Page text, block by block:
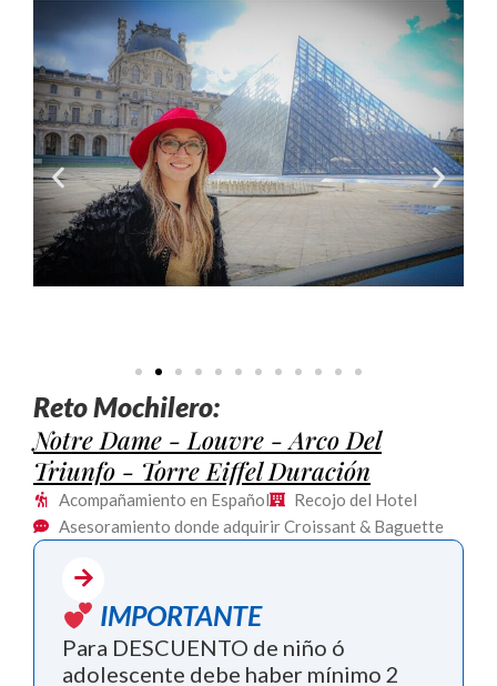
Reto Mochilero:
Notre Dame - Louvre - Arco Del
Triunfo - Torre Eiffel Duración
Acompañamiento en Español
Recojo del Hotel
Asesoramiento donde adquirir Croissant & Baguette
IMPORTANTE
Para DESCUENTO de niño ó
adolescente debe haber mínimo 2